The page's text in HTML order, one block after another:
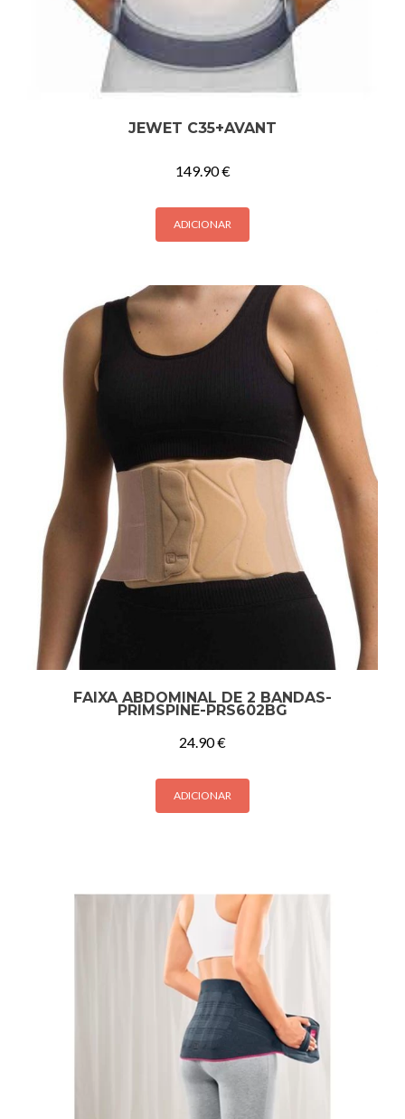
JEWET C35+AVANT
149.90€
ADICIONAR
FAIXA ABDOMINAL DE 2 BANDAS-
PRIMSPINE-PRS602BG
24.90€
ADICIONAR